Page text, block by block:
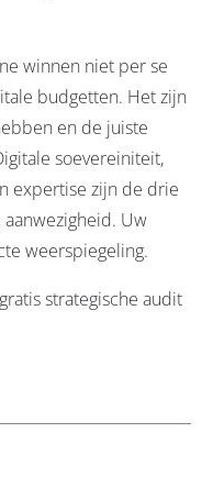
winnen niet per se
budgetten. Het zijn
en de juiste
soevereiniteit,
expertise zijn de drie
Uw
weerspiegeling.
gratis strategische audit